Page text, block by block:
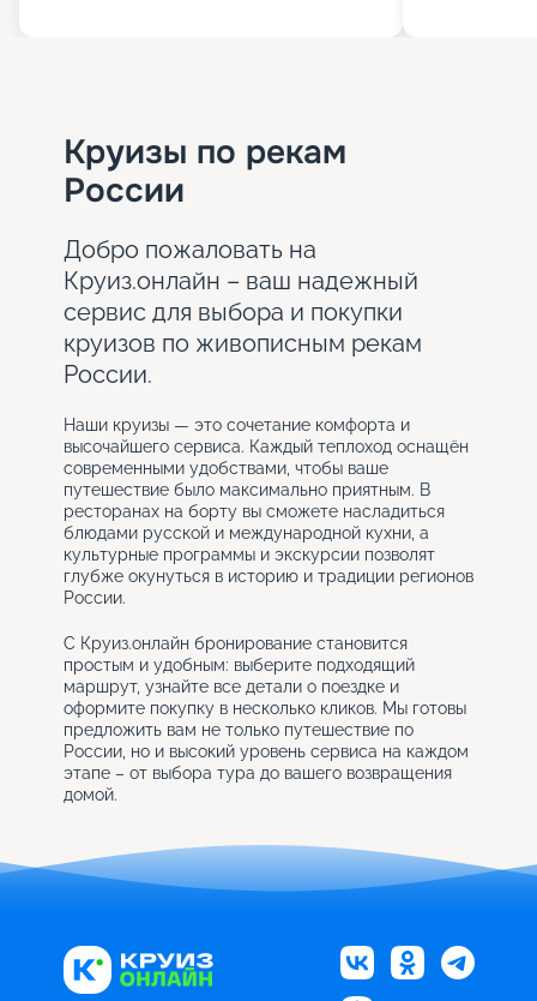
Круизы по рекам
России
Добро пожаловать на
Круиз.онлайн – ваш надежный
сервис для выбора и покупки
круизов по живописным рекам
России.
Наши круизы — это сочетание комфорта и
высочайшего сервиса. Каждый теплоход оснащён
современными удобствами, чтобы ваше
путешествие было максимально приятным. В
ресторанах на борту вы сможете насладиться
блюдами русской и международной кухни, а
культурные программы и экскурсии позволят
глубже окунуться в историю и традиции регионов
России.
С Круиз.онлайн бронирование становится
простым и удобным: выберите подходящий
маршрут, узнайте все детали о поездке и
оформите покупку в несколько кликов. Мы готовы
предложить вам не только путешествие по
России, но и высокий уровень сервиса на каждом
этапе – от выбора тура до вашего возвращения
домой.